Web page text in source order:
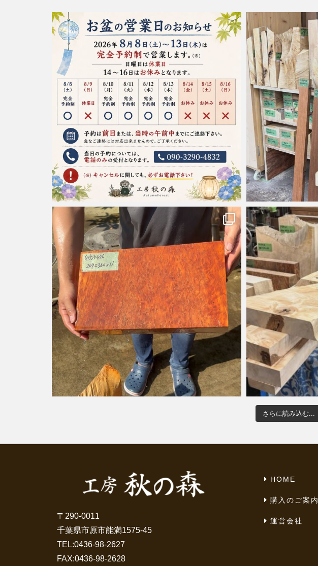
さらに読み込む...
〒290-0011
千葉県市原市能満1575-45
TEL:0436-98-2627
FAX:0436-98-2628
HOME
購入のご案内
運営会社